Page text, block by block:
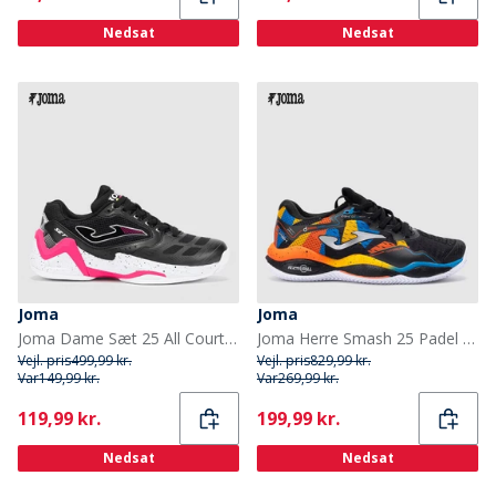
Nedsat Nedsat
Joma
Joma Dame Sæt 25 All Court Tennis Sko Sort
Vejl. pris499,99 kr.
Var149,99 kr.
Current
119,99 kr.
Nedsat
Joma
Joma Herre Smash 25 Padel sko Sort/Rød/Orange Black Red Orange
Vejl. pris829,99 kr.
Var269,99 kr.
Current
199,99 kr.
Nedsat